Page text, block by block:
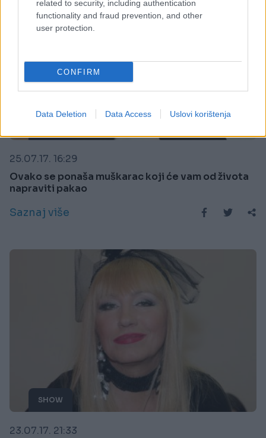
related to security, including authentication
functionality and fraud prevention, and other
user protection.
CONFIRM
Data Deletion Data Access Uslovi korištenja
25.07.17. 16:29
Ovako se ponaša muškarac koji će vam od života
napraviti pakao
Saznaj više
SHOW
23.07.17. 21:33